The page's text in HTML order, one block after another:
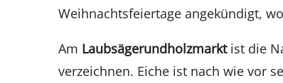
Weihnachtsfeiertage angekündigt,
Am Laubsägerundholzmarktist die
verzeichnen. Eiche ist nach wie vor